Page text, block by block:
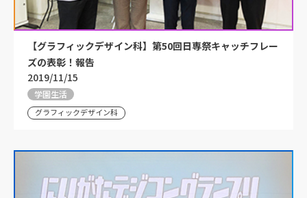
【グラフィックデザイン科】第50回日専祭キャッチフレー
ズの表彰！報告
2019/11/15
学園生活
グラフィックデザイン科